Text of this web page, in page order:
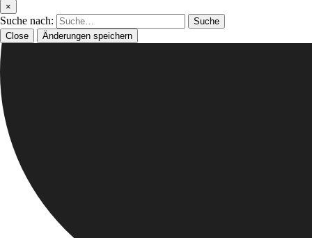
×
Suche nach:
Close Änderungen speichern